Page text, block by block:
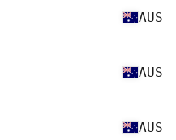
AUS
AUS
AUS